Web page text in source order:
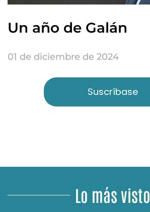
Un año de Galán
01 de diciembre de 2024
Suscríbase
Lo más visto